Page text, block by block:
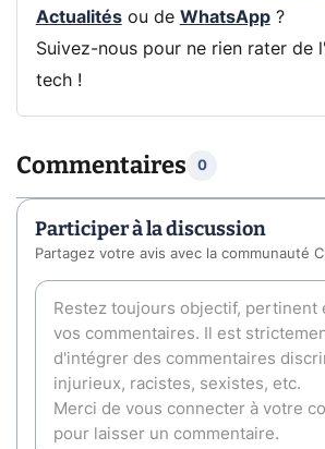
Actualitésou de WhatsApp?
Suivez-nous pour ne rien rater de
tech !
Commentaires 0
Participer à la discussion
Partagez votre avis avec la communauté